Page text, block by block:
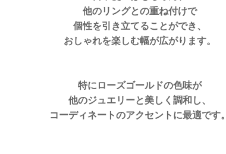
他のリングとの重ね付けで
個性を引き立てることができ、
おしゃれを楽しむ幅が広がります。
特にローズゴールドの色味が
他のジュエリーと美しく調和し、
コーディネートのアクセントに最適です。